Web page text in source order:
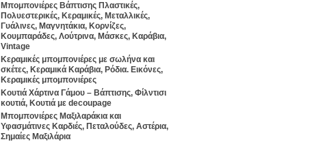
Μπομπονιέρες Βάπτισης Πλαστικές,
Πολυεστερικές, Κεραμικές, Μεταλλικές,
Γυάλινες, Μαγνητάκια, Κορνίζες,
Κουμπαράδες, Λούτρινα, Μάσκες, Καράβια,
Vintage
Κεραμικές μπομπονιέρες με σωλήνα και
σκέτες, Κεραμικά Καράβια, Ρόδια. Εικόνες,
Κεραμικές μπομπονιέρες
Κουτιά Χάρτινα Γάμου – Βάπτισης, Φίλντισι
κουτιά, Κουτιά με decoupage
Μπομπονιέρες Μαξιλαράκια και
Υφασμάτινες Καρδιές, Πεταλούδες, Αστέρια,
Σημαίες Μαξιλάρια